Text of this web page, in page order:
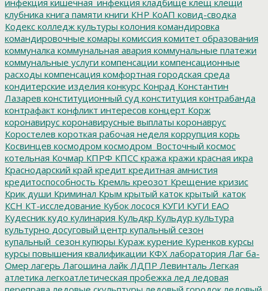
клубника книга памяти книги КНР КоАП ковид-сводка
Кодекс колледж культуры колония командировка
командировочные комары комиссия комитет образования
коммуналка коммунальная авария коммунальные платежи
коммунальные услуги компенсации компенсационные
расходы компенсация комфортная городская среда
кондитерские изделия конкурс Конрад Константин
Лазарев конституционный суд конституция контрабанда
контрафакт конфликт интересов концерт Корж
коронавирус коронавирусные выплаты коронаврус
Коростелев короткая рабочая неделя коррупция корь
Косвинцев космодром космодром_Восточный космос
котельная Кочмар КПРФ КПСС кража кражи красная икра
Краснодарский край кредит кредитная амнистия
кредитоспособность Кремль креозот Крещение кризис
Крик души Криминал Крым крытый каток крытый_каток
КСН КТ-исследование Кубок лосося КУГИ КУГИ ЕАО
Кудесник кудо кулинария Кульдкр Кульдур культура
культурно досуговый центр купальный сезон
купальный_сезон купюры Кураж курение Куренков курсы
курсы повышения квалификации КФХ лаборатория Лаг ба-
Омер лагерь Лагошина лайк ЛДПР Левинталь Легкая
атлетика легкоатлетическая пробежка лед ледовая